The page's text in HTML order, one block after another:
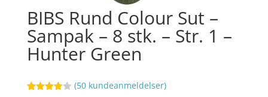
BIBS Rund Colour Sut –
Sampak – 8 stk. – Str. 1 –
Hunter Green
(50 kundeanmeldelser)